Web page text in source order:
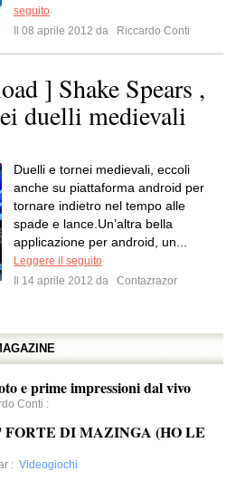
seguito
Il 08 aprile 2012 da
Riccardo Conti
] Shake Spears ,
duelli medievali
Duelli e tornei medievali, eccoli
anche su piattaforma android per
tornare indietro nel tempo alle
spade e lance.Un’altra bella
applicazione per android, un...
Leggere il seguito
Il 14 aprile 2012 da
Contazrazor
e prime impressioni dal vivo
Conti :
DI MAZINGA (HO LE
: Videogiochi